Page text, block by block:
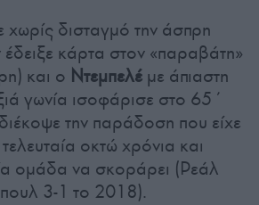
χωρίς δισταγμό την άσπρη
κάρτα στον «παραβάτη»
και ο Ντεμπελέ με άπιαστη
γωνία ισοφάρισε στο 65΄
την παράδοση που είχε
οκτώ χρόνια και
ομάδα να σκοράρει (Ρεάλ
3-1 το 2018).